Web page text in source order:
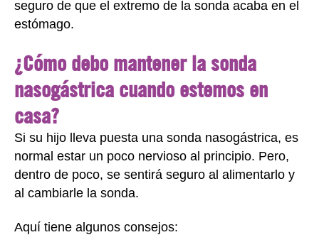
seguro de que el extremo de la sonda acaba en el
estómago.
¿Cómo debo mantener la sonda
nasogástrica cuando estemos en
casa?
Si su hijo lleva puesta una sonda nasogástrica, es
normal estar un poco nervioso al principio. Pero,
dentro de poco, se sentirá seguro al alimentarlo y
al cambiarle la sonda.
Aquí tiene algunos consejos: